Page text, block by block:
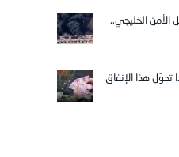
الأمن الخليجي..
تحوّل هذا الإنفاق